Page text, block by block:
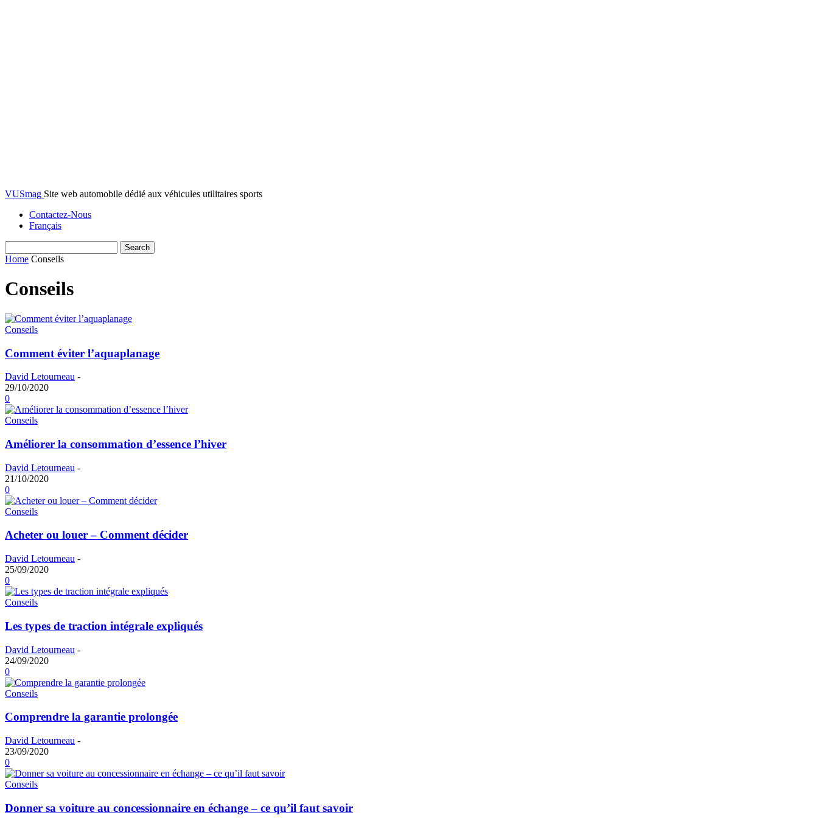
VUSmag Site web automobile dédié aux véhicules utilitaires sports
Contactez-Nous
Français
Home Conseils
Conseils
Conseils
Comment éviter l’aquaplanage
David Letourneau -
29/10/2020
0
Conseils
Améliorer la consommation d’essence l’hiver
David Letourneau -
21/10/2020
0
Conseils
Acheter ou louer – Comment décider
David Letourneau -
25/09/2020
0
Conseils
Les types de traction intégrale expliqués
David Letourneau -
24/09/2020
0
Conseils
Comprendre la garantie prolongée
David Letourneau -
23/09/2020
0
Conseils
Donner sa voiture au concessionnaire en échange – ce qu’il faut savoir